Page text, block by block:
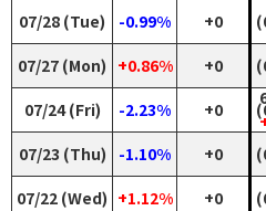
07/28 (Tue)
-0.99% +0
07/27 (Mon) +0.86% +0
07/24 (Fri)
-2.23% +0
07/23 (Thu)
-1.10% +0
07/22 (Wed) +1.12% +0